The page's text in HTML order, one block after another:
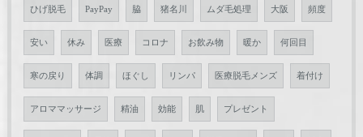
ひげ脱毛 PayPay 脇 猪名川 ムダ毛処理 大阪 頻度
安い 休み 医療 コロナ お飲み物 暖か 何回目
寒の戻り 体調 ほぐし リンパ 医療脱毛メンズ 着付け
アロママッサージ 精油 効能 肌 プレゼント